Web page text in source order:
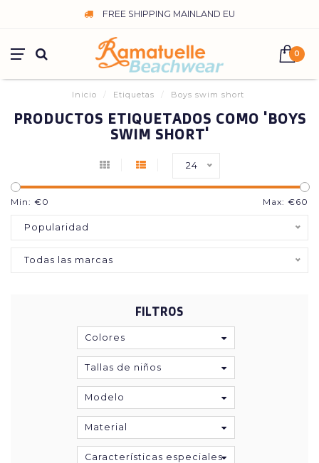
FREE SHIPPING MAINLAND EU
0
Inicio / Etiquetas / Boys swim short
PRODUCTOS ETIQUETADOS COMO 'BOYS
SWIM SHORT'
24
Min: €0 Max: €60
Popularidad
Todas las marcas
FILTROS
Colores
Tallas de niños
Modelo
Material
Características especiales